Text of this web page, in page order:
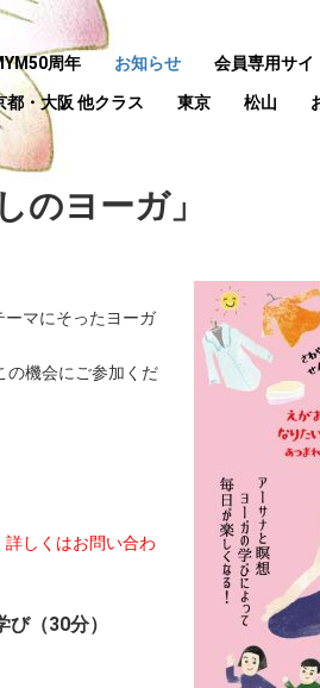
周年 お知らせ 会員専用サイ
都・大阪 他クラス 東京 松山
のヨーガ」
マにそったヨーガ
の機会にご参加くだ
しくはお問い合わ
び（30分）